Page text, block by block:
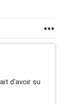
d'avoir su